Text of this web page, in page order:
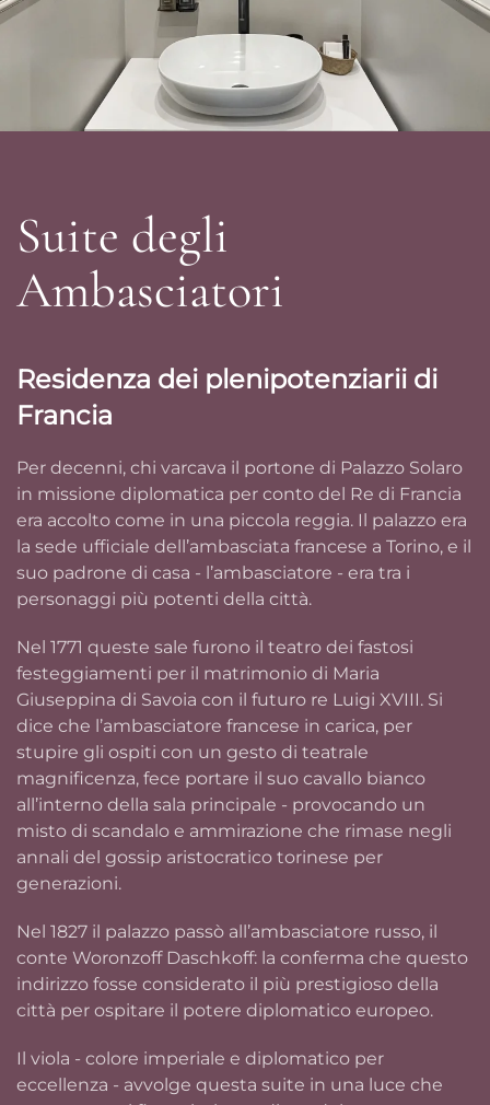
Suite degli
Ambasciatori
Residenza dei plenipotenziarii di
Francia
Per decenni, chi varcava il portone di Palazzo Solaro
in missione diplomatica per conto del Re di Francia
era accolto come in una piccola reggia. Il palazzo era
la sede ufficiale dell’ambasciata francese a Torino, e il
suo padrone di casa - l’ambasciatore - era tra i
personaggi più potenti della città.
Nel 1771 queste sale furono il teatro dei fastosi
festeggiamenti per il matrimonio di Maria
Giuseppina di Savoia con il futuro re Luigi XVIII. Si
dice che l’ambasciatore francese in carica, per
stupire gli ospiti con un gesto di teatrale
magnificenza, fece portare il suo cavallo bianco
all’interno della sala principale - provocando un
misto di scandalo e ammirazione che rimase negli
annali del gossip aristocratico torinese per
generazioni.
Nel 1827 il palazzo passò all’ambasciatore russo, il
conte Woronzoff Daschkoff: la conferma che questo
indirizzo fosse considerato il più prestigioso della
città per ospitare il potere diplomatico europeo.
Il viola - colore imperiale e diplomatico per
eccellenza - avvolge questa suite in una luce che